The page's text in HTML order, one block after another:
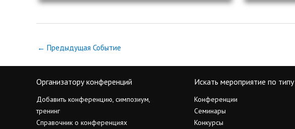
← Предыдущая Событие
Организатору конференций
Добавить конференцию, симпозиум,
тренинг
Справочник о конференциях
Искать мероприятие по типу
Конференции
Семинары
Конкурсы